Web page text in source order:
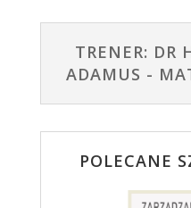
TRENER: DR
ADAMUS -
POLECANE